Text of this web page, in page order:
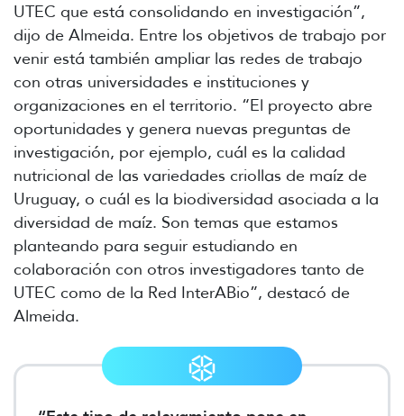
UTEC que está consolidando en investigación”,
dijo de Almeida. Entre los objetivos de trabajo por
venir está también ampliar las redes de trabajo
con otras universidades e instituciones y
organizaciones en el territorio. “El proyecto abre
oportunidades y genera nuevas preguntas de
investigación, por ejemplo, cuál es la calidad
nutricional de las variedades criollas de maíz de
Uruguay, o cuál es la biodiversidad asociada a la
diversidad de maíz. Son temas que estamos
planteando para seguir estudiando en
colaboración con otros investigadores tanto de
UTEC como de la Red InterABio”, destacó de
Almeida.